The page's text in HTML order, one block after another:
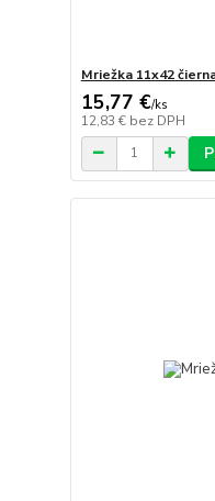
Mriežka 11x42
15,77 €/ks
12,83 € bez DPH